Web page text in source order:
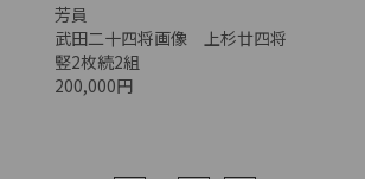
芳員
武田二十四将画像 上杉廿四将
竪2枚続2組
200,000円